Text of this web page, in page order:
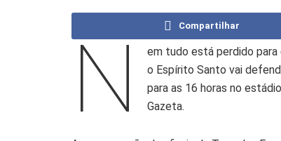
Compartilhar
N
em tudo está perdido
o Espírito Santo vai
para as 16 horas no
Gazeta.